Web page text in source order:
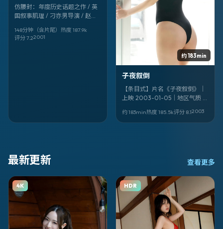
仿腰封：年度历史话题之作 / 英
国叙事肌理 / 刁亦男导演 / 赵丽
——《子夜聚合》，2001-05-14
值得记入片单。
148分钟（含片尾） 热度 187.9k
评分7.22001
约 183min
子夜叙倒
【条目式】片名《子夜叙倒》｜
上映 2003-01-05｜地区气质 越
香川照之、金城武、张子枫｜其
余卡司 杨幂、柄本佑、滨边美波
约 183min热度 185.5k评分 8.12003
最新更新 查看更多
4K HDR